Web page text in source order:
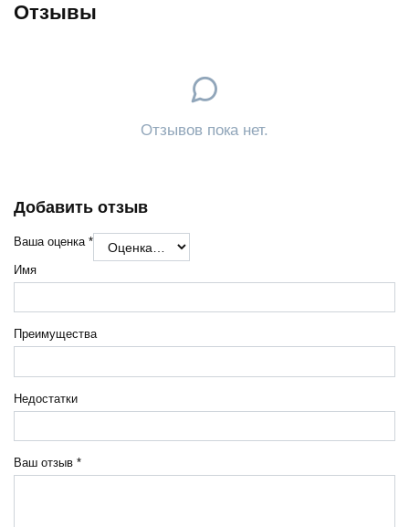
Отзывы
Отзывов пока нет.
Добавить отзыв
Ваша оценка *
Ваш отзыв *
Имя
Преимущества
Недостатки